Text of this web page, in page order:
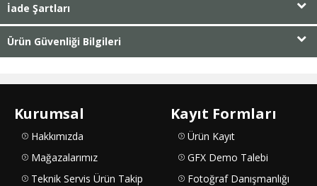
İade Şartları
Ürün Güvenliği Bilgileri
Kurumsal
Hakkımızda
Mağazalarımız
Teknik Servis Ürün Takip
Kayıt Formları
Ürün Kayıt
GFX Demo Talebi
Fotoğraf Danışmanlığı